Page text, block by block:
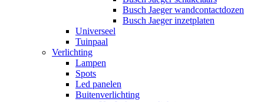
Busch Jaeger wandcontactdozen
Busch Jaeger inzetplaten
Universeel
Tuinpaal
Verlichting
Lampen
Spots
Led panelen
Buitenverlichting